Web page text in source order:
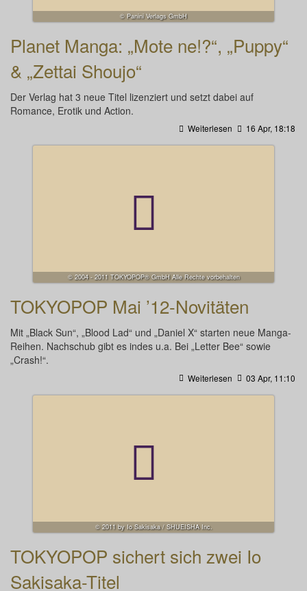
© Panini Verlags GmbH
Planet Manga: „Mote ne!?“, „Puppy“
& „Zettai Shoujo“
Der Verlag hat 3 neue Titel lizenziert und setzt dabei auf
Romance, Erotik und Action.
Weiterlesen 16 Apr, 18:18
© 2004 - 2011 TOKYOPOP® GmbH Alle Rechte vorbehalten
TOKYOPOP Mai ’12-Novitäten
Mit „Black Sun“, „Blood Lad“ und „Daniel X“ starten neue Manga-
Reihen. Nachschub gibt es indes u.a. Bei „Letter Bee“ sowie
„Crash!“.
Weiterlesen 03 Apr, 11:10
© 2011 by Io Sakisaka / SHUEISHA Inc.
TOKYOPOP sichert sich zwei Io
Sakisaka-Titel